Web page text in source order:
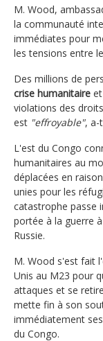
M. Wood,
la communauté
immédiates pour
les tensions entre
Des millions de
crise humanitaire
violations des
est "effroyable", a-
L'est du Congo
humanitaires au
déplacées en
unies pour les
catastrophe passe
portée à la guerre
Russie.
M. Wood s'est fait
Unis au M23 pour
attaques et se
mette fin à son
immédiatement
du Congo.